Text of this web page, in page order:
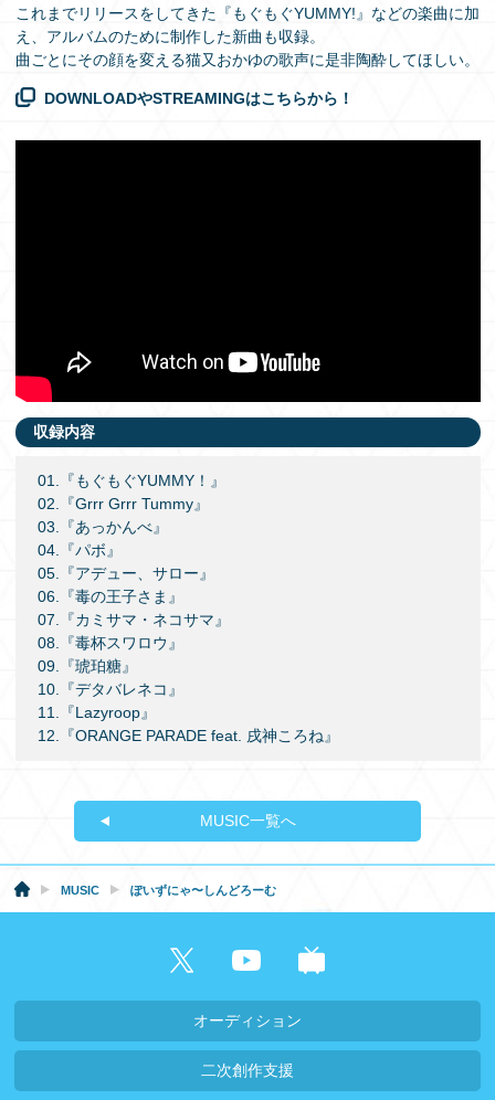
これまでリリースをしてきた『もぐもぐYUMMY!』などの楽曲に加
え、アルバムのために制作した新曲も収録。
曲ごとにその顔を変える猫又おかゆの歌声に是非陶酔してほしい。
DOWNLOADやSTREAMINGはこちらから！
収録内容
01.『もぐもぐYUMMY！』
02.『Grrr Grrr Tummy』
03.『あっかんべ』
04.『パボ』
05.『アデュー、サロー』
06.『毒の王子さま』
07.『カミサマ・ネコサマ』
08.『毒杯スワロウ』
09.『琥珀糖』
10.『デタバレネコ』
11.『Lazyroop』
12.『ORANGE PARADE feat. 戌神ころね』
MUSIC一覧へ
MUSIC ぽいずにゃ〜しんどろーむ
オーディション
二次創作支援